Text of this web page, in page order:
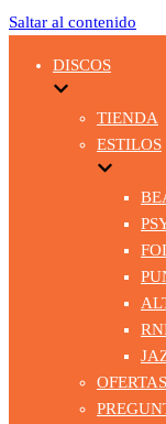
Saltar al contenido
DISCOS
TIENDA
ESTILOS
OFERTAS